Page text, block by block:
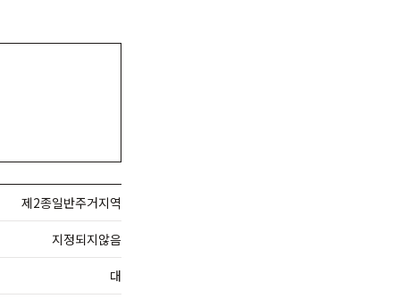
제2종일반주거지역
지정되지않음
대